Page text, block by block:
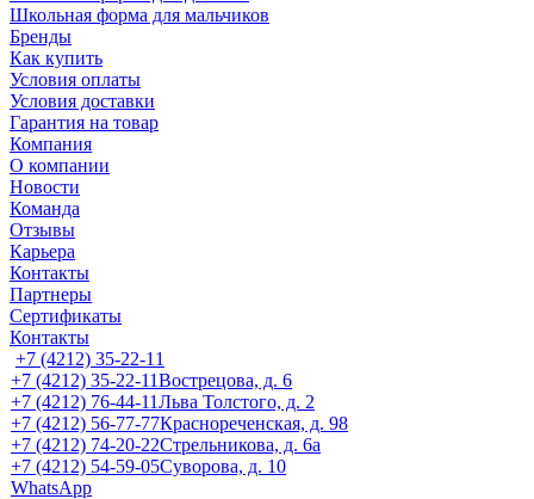
Школьная форма для мальчиков
Бренды
Как купить
Условия оплаты
Условия доставки
Гарантия на товар
Компания
О компании
Новости
Команда
Отзывы
Карьера
Контакты
Партнеры
Сертификаты
Контакты
+7 (4212) 35-22-11
+7 (4212) 35-22-11Вострецова, д. 6
+7 (4212) 76-44-11Льва Толстого, д. 2
+7 (4212) 56-77-77Краснореченская, д. 98
+7 (4212) 74-20-22Стрельникова, д. 6а
+7 (4212) 54-59-05Суворова, д. 10
WhatsApp